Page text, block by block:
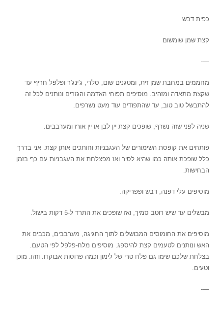
כפית דבש
קצת שמן שומשום
—-
מחממים במחבת שמן זית, ומטגנים שום, סלרי, ג'ינג'ר ופלפל חריף עד
שקצת מתאדה ומזהיב. מוסיפים תפוחי האדמה והגזרים ונותנים לכל זה
להתבשל טוב טוב, עד שהתפודים עוד מעט נשרפים.
שניה לפני שזה נשרף, שופכים קצת יין לבן או יין אורז ומערבבים.
פותחים את קופסת השימורים של העגבניות וחותכים אותן קצת. אני בדרך
כלל שופכת אותה כמו שהיא לסיר ואז מפצלחת את העגבניות עם כף בזמן
הבחישות.
מוסיפים עלי דפנה, דבש ופפריקה.
מבשלים עד שיש רוטב סמיך, ואז שופכים את התרד ל-5 דקות בישול.
מוסיפים את החומוסים המבושלים לתוך החגיגה, מערבבים, מכבים את
האש ונותנים לטעמים קצת להיספג. מוסיפים מלח-פלפל לפי הטעם.
בצלחת שלכם שימו גם פלח טרי של לימון וכמה פרוסות אבוקדו. וזהו. מוכן
וטעים.
—-